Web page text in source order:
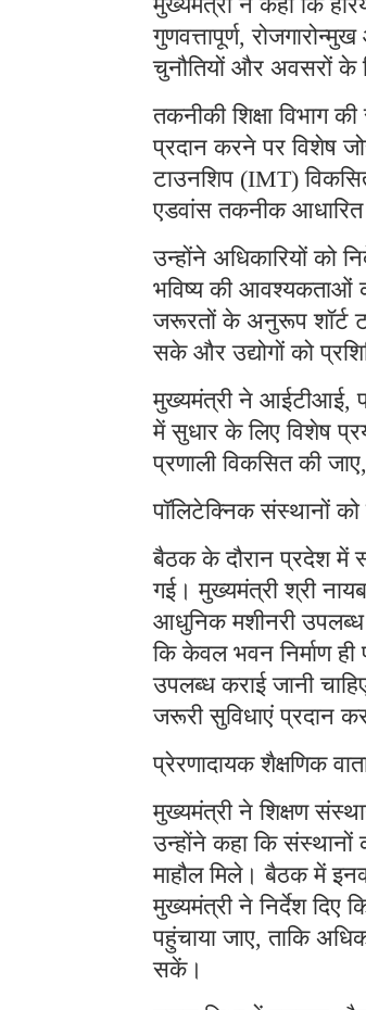
गुणवत्तापूर्ण,
चुनौतियों और अवसरों के
तकनीकी शिक्षा विभाग
प्रदान करने पर विशेष
टाउनशिप (IMT)
एडवांस तकनीक आधारित
उन्होंने अधिकारियों को
भविष्य की आवश्यकताओं
जरूरतों के अनुरूप शॉर्ट
सके और उद्योगों को
मुख्यमंत्री ने आईटीआई,
में सुधार के लिए विशेष
प्रणाली विकसित की
पॉलिटेक्निक संस्थानों को
बैठक के दौरान प्रदेश में
गई। मुख्यमंत्री श्री
आधुनिक मशीनरी
कि केवल भवन निर्माण ही
उपलब्ध कराई जानी
जरूरी सुविधाएं प्रदान
प्रेरणादायक शैक्षणिक
मुख्यमंत्री ने शिक्षण
उन्होंने कहा कि संस्थानों
माहौल मिले। बैठक में
मुख्यमंत्री ने निर्देश दिए
पहुंचाया जाए, ताकि
सकें।